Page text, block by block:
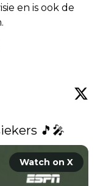
en is ook de
🎵🎤
Watch on X